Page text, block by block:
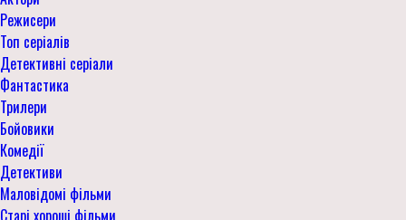
Режисери
Топ серіалів
Детективні серіали
Фантастика
Трилери
Бойовики
Комедії
Детективи
Маловідомі фільми
Старі хороші фільми